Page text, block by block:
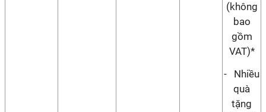
(không
bao
gồm
VAT)*
- Nhiều
quà
tặng